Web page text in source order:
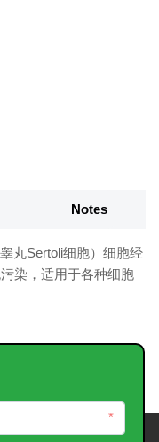
Notes
丸Sertoli细胞）细胞经
染，适用于各种细胞
*